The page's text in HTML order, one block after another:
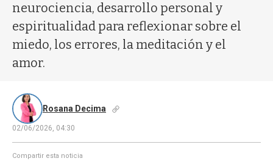
neurociencia, desarrollo personal y
espiritualidad para reflexionar sobre el
miedo, los errores, la meditación y el
amor.
Rosana Decima
02/06/2026, 04:30
Compartir esta noticia